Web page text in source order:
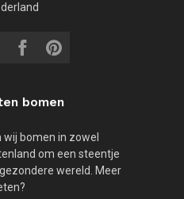
bomen
wij bomen in zowel
om een steentje
wereld. Meer